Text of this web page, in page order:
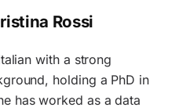
Rossi
with a strong
holding a PhD in
has worked as a data